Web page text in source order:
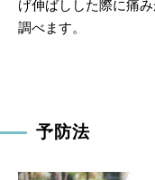
げ伸ばしした際に痛
調べます。
予防法